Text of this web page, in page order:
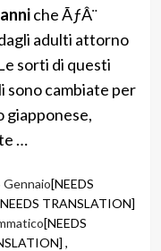
che ÃƒÂ¨
adulti attorno
sorti di questi
sono cambiate per
giapponese,
…
Gennaio[NEEDS
TRANSLATION]
[NEEDS
,